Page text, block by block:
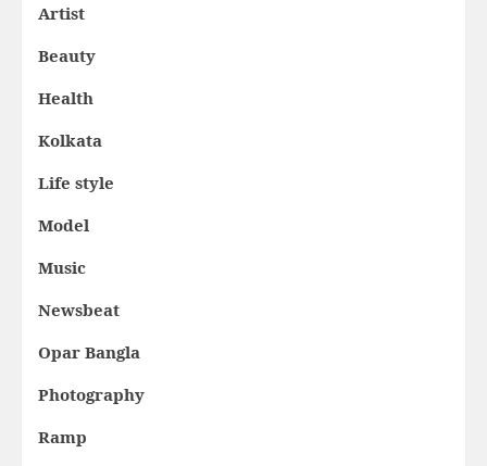
Artist
Beauty
Health
Kolkata
Life style
Model
Music
Newsbeat
Opar Bangla
Photography
Ramp